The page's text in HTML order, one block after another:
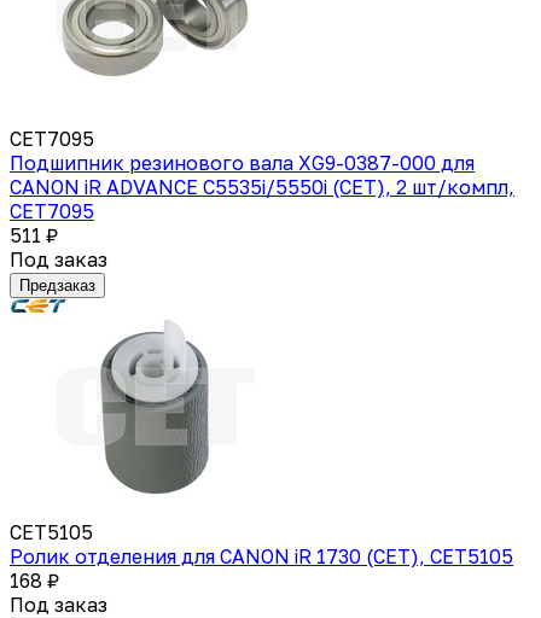
CET7095
Подшипник резинового вала XG9-0387-000 для
CANON iR ADVANCE C5535i/5550i (CET), 2 шт/компл,
CET7095
511 ₽
Под заказ
Предзаказ
CET5105
Ролик отделения для CANON iR 1730 (CET), CET5105
168 ₽
Под заказ